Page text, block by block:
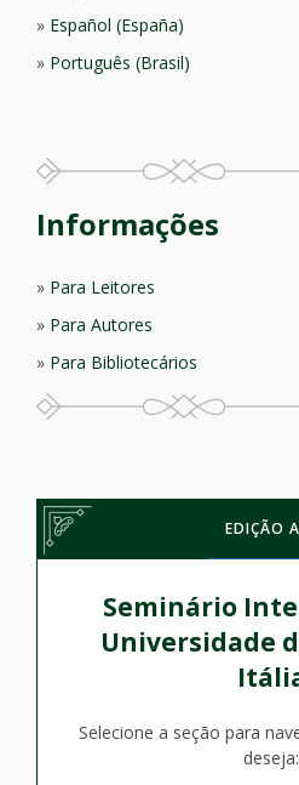
EDIÇÃO
Seminário
Universidade
Selecione a seção para
deseja:
Español (España)
Português (Brasil)
Informações
Para Leitores
Para Autores
Para Bibliotecários